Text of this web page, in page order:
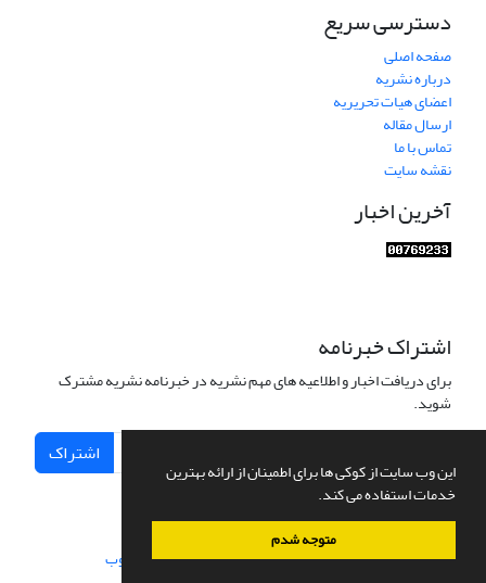
این وب سایت از کوکی ها برای اطمینان از ارائه بهترین
خدمات استفاده می کند.
متوجه شدم
دسترسی سریع
صفحه اصلی
درباره نشریه
اعضای هیات تحریریه
ارسال مقاله
تماس با ما
نقشه سایت
آخرین اخبار
اشتراک خبرنامه
برای دریافت اخبار و اطلاعیه های مهم نشریه در خبرنامه نشریه مشترک
شوید.
اشتراک
سامانه مدیریت نشریات علمی.طراحی و پیاده سازی از سیناوب